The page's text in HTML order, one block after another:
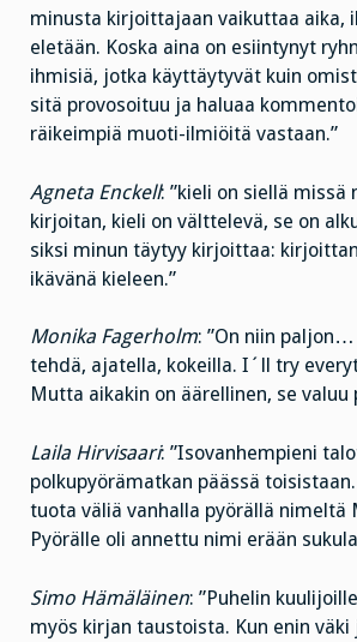
minusta kirjoittajaan vaikuttaa aika,
eletään. Koska aina on esiintynyt
ihmisiä, jotka käyttäytyvät kuin
sitä provosoituu ja haluaa
räikeimpiä muoti-ilmiöitä vastaan.”
Agneta Enckell: ”kieli on siellä missä
kirjoitan, kieli on välttelevä, se on
siksi minun täytyy kirjoittaa:
ikävänä kieleen.”
Monika Fagerholm: ”On niin
tehdä, ajatella, kokeilla. I´ll try
Mutta aikakin on äärellinen, se valuu
Laila Hirvisaari: ”Isovanhempieni
polkupyörämatkan päässä
tuota väliä vanhalla pyörällä nimeltä
Pyörälle oli annettu nimi erään
Simo Hämäläinen: ”Puhelin kuulijoille
myös kirjan taustoista. Kun enin